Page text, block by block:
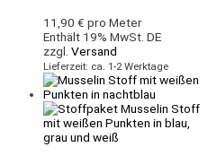
11,90 € pro Meter
Enthält 19% MwSt. DE
zzgl. Versand
Lieferzeit: ca. 1-2 Werktage